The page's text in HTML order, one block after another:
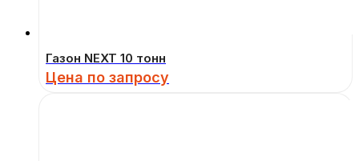
Газон NEXT 10 тонн
Цена по запросу